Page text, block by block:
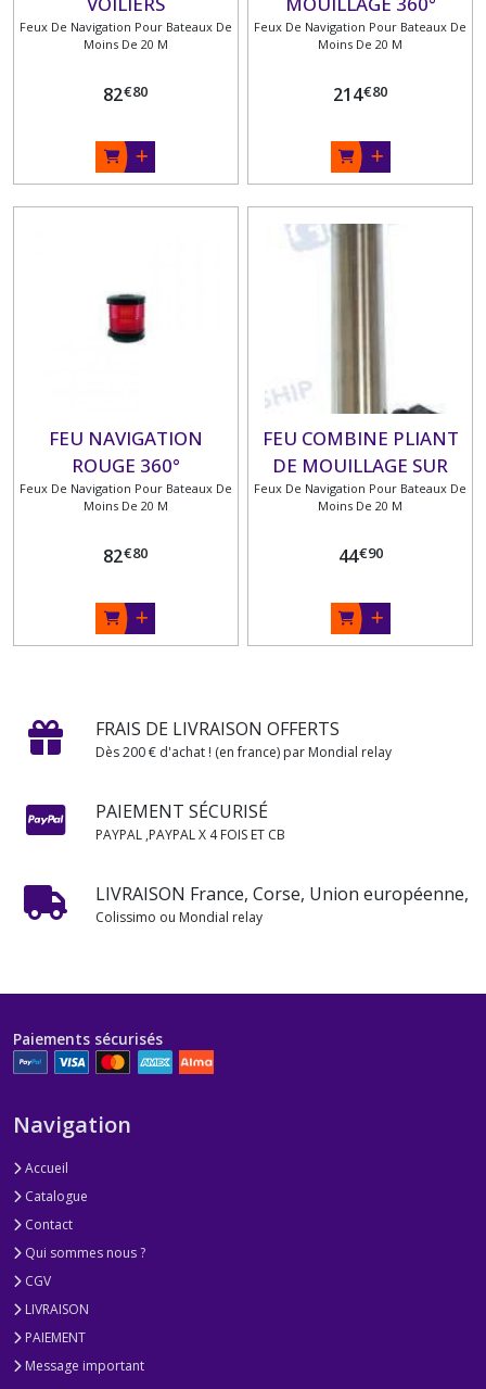
Feux De Navigation Pour Bateaux De
Moins De 20 M
82€80
BLANC POUR VOILIER
HELLA MARINE
Feux De Navigation Pour Bateaux De
Moins De 20 M
214€80
FEU NAVIGATION
ROUGE 360°
Feux De Navigation Pour Bateaux De
Moins De 20 M
82€80
FEU COMBINE PLIANT
DE MOUILLAGE SUR
MAT RABATTABLE
Feux De Navigation Pour Bateaux De
Moins De 20 M
44€90
FRAIS DE LIVRAISON OFFERTS
Dès 200 € d'achat ! (en france) par Mondial relay
PAIEMENT SÉCURISÉ
PAYPAL ,PAYPAL X 4 FOIS ET CB
LIVRAISON France, Corse, Union européenne,
Colissimo ou Mondial relay
Paiements sécurisés
Navigation
Accueil
Catalogue
Contact
Qui sommes nous ?
CGV
LIVRAISON
PAIEMENT
Message important